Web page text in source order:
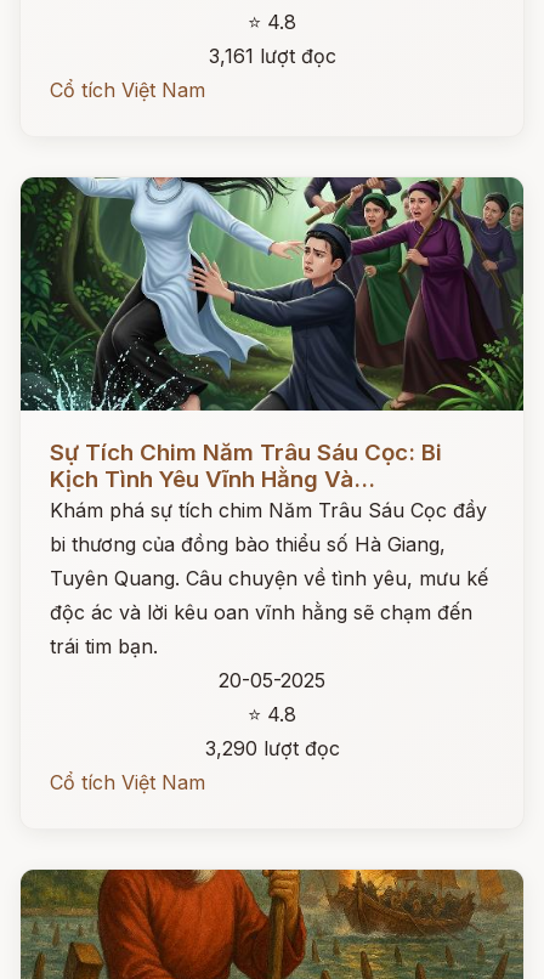
⭐ 4.8
3,161 lượt đọc
Cổ tích Việt Nam
Sự Tích Chim Năm Trâu Sáu Cọc: Bi
Kịch Tình Yêu Vĩnh Hằng Và...
Khám phá sự tích chim Năm Trâu Sáu Cọc đầy
bi thương của đồng bào thiểu số Hà Giang,
Tuyên Quang. Câu chuyện về tình yêu, mưu kế
độc ác và lời kêu oan vĩnh hằng sẽ chạm đến
trái tim bạn.
20-05-2025
⭐ 4.8
3,290 lượt đọc
Cổ tích Việt Nam